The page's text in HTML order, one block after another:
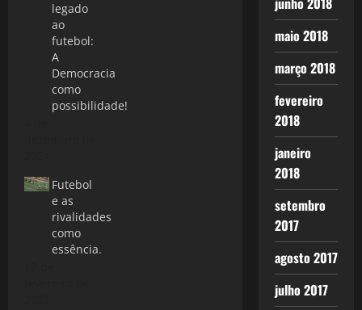
legado
ao
futebol:
A
Democracia
como
possibilidade!
Futebol
e as
rivalidades
como
essência.
maio 2018
março 2018
fevereiro
2018
janeiro
2018
setembro
2017
agosto 2017
julho 2017